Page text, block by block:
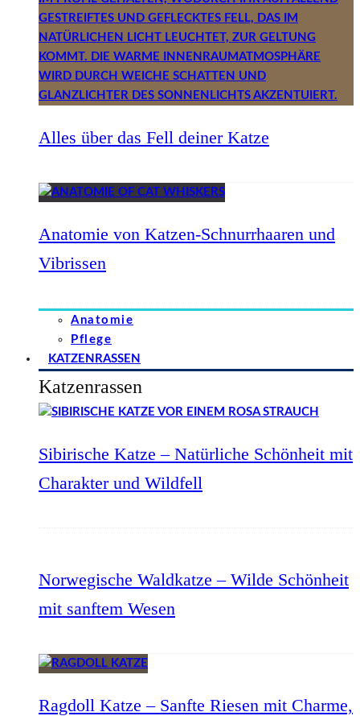
Alles über das Fell deiner Katze
Anatomie von Katzen-Schnurrhaaren und
Vibrissen
Anatomie
Pflege
KATZENRASSEN
Katzenrassen
Sibirische Katze – Natürliche Schönheit mit
Charakter und Wildfell
Norwegische Waldkatze – Wilde Schönheit
mit sanftem Wesen
Ragdoll Katze – Sanfte Riesen mit Charme,